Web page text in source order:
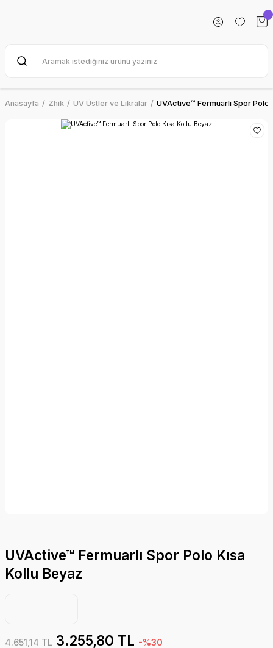
Anasayfa Zhik UV Üstler ve Likralar UVActive™ Fermuarlı Spor Polo
UVActive™ Fermuarlı Spor Polo Kısa
Kollu Beyaz
4.651,14 TL 3.255,80 TL -%30